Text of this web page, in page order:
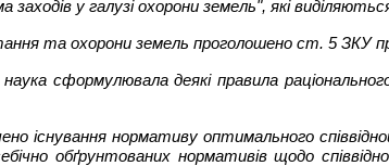
у галузі охорони земель", які
та охорони земель проголошено ст. 5 ЗКУ
сформулювала деякі правила
існування нормативу оптимального
обґрунтованих нормативів щодо